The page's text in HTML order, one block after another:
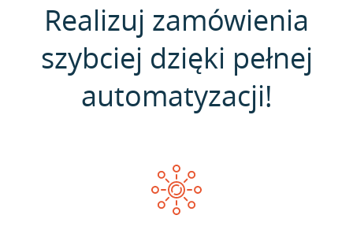
Realizuj zamówienia
szybciej dzięki pełnej
automatyzacji!